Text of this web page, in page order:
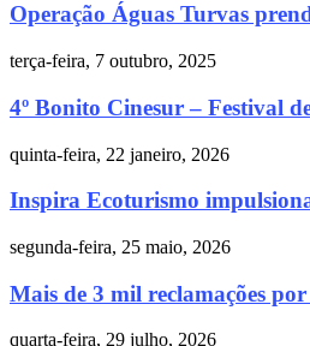
Operação Águas Turvas
terça-feira, 7 outubro, 2025
4º Bonito Cinesur – Festival
quinta-feira, 22 janeiro, 2026
Inspira Ecoturismo
segunda-feira, 25 maio, 2026
Mais de 3 mil reclamações
quarta-feira, 29 julho, 2026